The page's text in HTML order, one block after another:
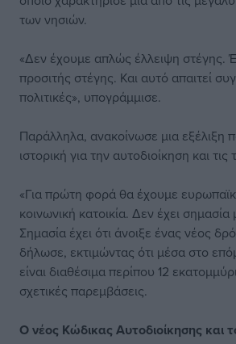
των νησιών.
«Δεν έχουμε απλώς έλλειψη στέγης.
προσιτής στέγης. Και αυτό απαιτεί
πολιτικές», υπογράμμισε.
Παράλληλα, ανακοίνωσε μια εξέλιξη
ιστορική για την αυτοδιοίκηση και τις
«Για πρώτη φορά θα έχουμε
κοινωνική κατοικία. Δεν έχει
Σημασία έχει ότι άνοιξε ένας νέος
δήλωσε, εκτιμώντας ότι μέσα στο
είναι διαθέσιμα περίπου 12
σχετικές παρεμβάσεις.
Ο νέος Κώδικας Αυτοδιοίκησης και